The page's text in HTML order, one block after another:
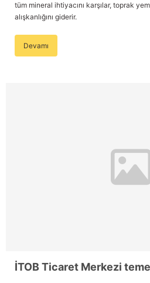
tüm mineral ihtiyacını karşılar, toprak
alışkanlığını giderir.
Devamı